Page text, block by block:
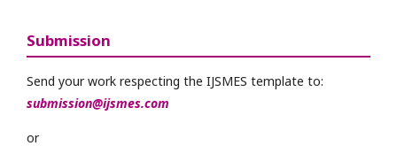
Submission
Send your work respecting the IJSMES template to:
submission@ijsmes.com
or